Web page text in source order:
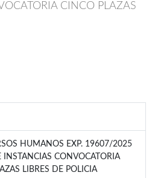
CINCO PLAZAS
HUMANOS EXP. 19607/2025
INSTANCIAS CONVOCATORIA
LIBRES DE POLICIA